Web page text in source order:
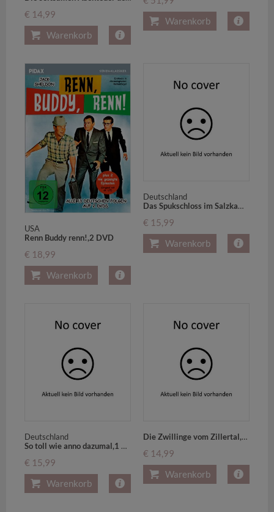
€ 14,99
Warenkorb
Warenkorb
USA
Renn Buddy renn!,2 DVD
€ 18,99
Warenkorb
Deutschland
Das Spukschloss im Salzkammergut (Hochzeit im Salzkammergut),1 DVD
€ 15,99
Warenkorb
Deutschland
So toll wie anno dazumal,1 DVD
€ 15,99
Warenkorb
Die Zwillinge vom Zillertal,1 DVD (Neuauflage)
€ 14,99
Warenkorb